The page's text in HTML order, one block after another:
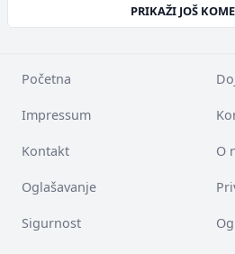
PRIKAŽI JOŠ
Početna
Impressum
Kontakt O
Oglašavanje
Sigurnost